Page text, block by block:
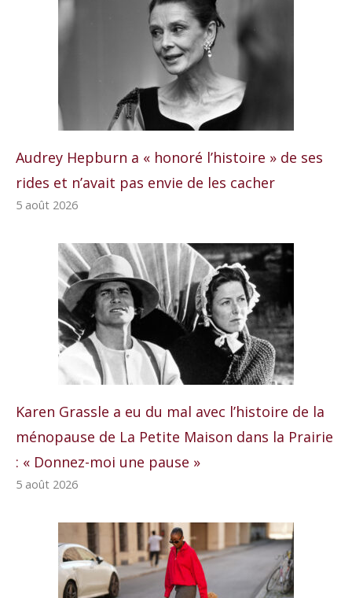
Audrey Hepburn a « honoré l’histoire » de ses
rides et n’avait pas envie de les cacher
5 août 2026
Karen Grassle a eu du mal avec l’histoire de la
ménopause de La Petite Maison dans la Prairie
: « Donnez-moi une pause »
5 août 2026